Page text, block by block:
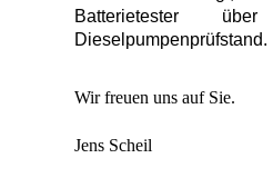
Batterietester
Dieselpumpenprüfstand.
Wir freuen uns auf Sie.
Jens Scheil